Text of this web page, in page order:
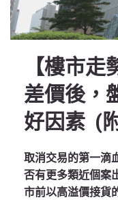
【樓市
差價後，
好因素 (
取消交易的第一滴
否有更多類近個案
市前以高溢價接貨